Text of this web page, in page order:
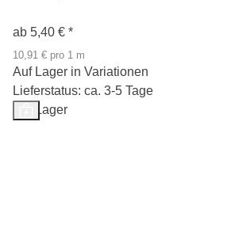
ab 5,40 € *
10,91 € pro 1 m
Auf Lager in Variationen
Lieferstatus: ca. 3-5 Tage
Auf Lager